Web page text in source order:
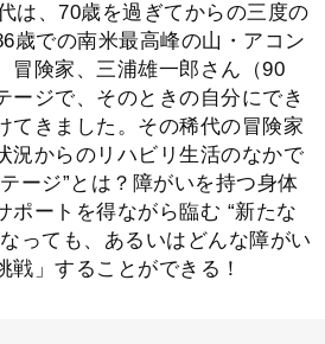
は、70歳を過ぎてからの三度の
歳での南米最高峰の山・アコン
冒険家、三浦雄一郎さん（90
ージで、そのときの自分にでき
てきました。その稀代の冒険家
況からのリハビリ生活のなかで
ージ”とは？障がいを持つ身体
ポートを得ながら臨む “新たな
っても、あるいはどんな障がい
戦」することができる！